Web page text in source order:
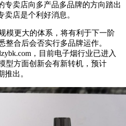
专卖店向多产品多品牌的方向踏出
店是个利好消息。
模更大的体系，将有利于下一阶
整合后会否实行多品牌运作。
，目前电子烟行业已进入
型方面创新会有新转机，预计
出。